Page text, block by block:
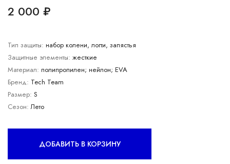
2 000 ₽
Тип защиты: набор колени, логти, запястья
Защитные элементы: жесткие
Материал: полипропилен; нейлон; EVA
Бренд: Tech Team
Размер: S
Сезон: Лето
ДОБАВИТЬ В КОРЗИНУ